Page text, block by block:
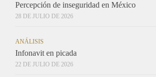
Percepción de inseguridad en México
28 DE JULIO DE 2026
ANÁLISIS
Infonavit en picada
22 DE JULIO DE 2026